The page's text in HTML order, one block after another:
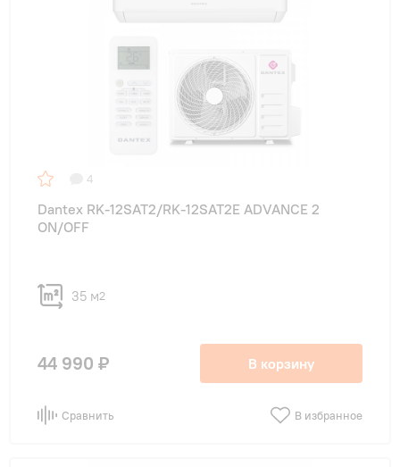
4
Dantex RK-12SAT2/RK-12SAT2E ADVANCE 2
ON/OFF
35 м2
44 990 ₽ В корзину
Сравнить В избранное